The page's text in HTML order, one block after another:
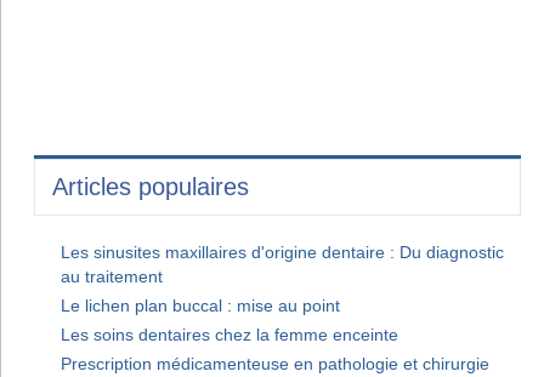
Articles populaires
Les sinusites maxillaires d'origine dentaire : Du diagnostic
au traitement
Le lichen plan buccal : mise au point
Les soins dentaires chez la femme enceinte
Prescription médicamenteuse en pathologie et chirurgie